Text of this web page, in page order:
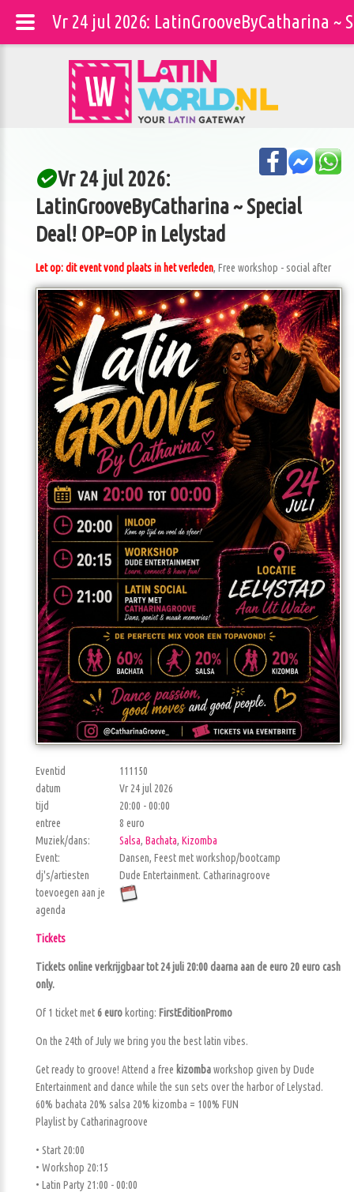
Vr 24 jul 2026:
LatinGrooveByCatharina ~ Special
Deal! OP=OP in Lelystad
Let op: dit event vond plaats in het verleden, Free workshop - social after
Eventid
111150
datum
Vr 24 jul 2026
tijd
20:00 - 00:00
entree
8 euro
Muziek/dans:
Salsa, Bachata, Kizomba
Event:
Dansen, Feest met workshop/bootcamp
dj's/artiesten
Dude Entertainment. Catharinagroove
toevoegen aan je
agenda
Tickets
Tickets online verkrijgbaar tot 24 juli 20:00 daarna aan de euro 20 euro cash
only.
Of 1 ticket met6 euro korting: FirstEditionPromo
On the 24th of July we bring you the best latin vibes.
Get ready to groove! Attend a free kizombaworkshop given by Dude
Entertainment and dance while the sun sets over the harbor of Lelystad.
60% bachata 20% salsa 20% kizomba = 100% FUN
Playlist by Catharinagroove
• Start 20:00
• Workshop 20:15
• Latin Party 21:00 - 00:00
Vr 24 jul 2026: LatinGrooveByCatharina ~